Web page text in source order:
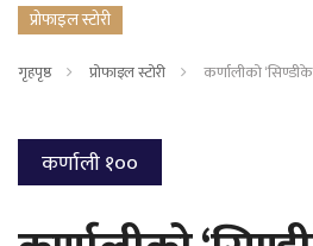
प्रोफाइल स्टोरी
गृहपृष्ठ प्रोफाइल स्टोरी कर्णालीको
कर्णाली १००